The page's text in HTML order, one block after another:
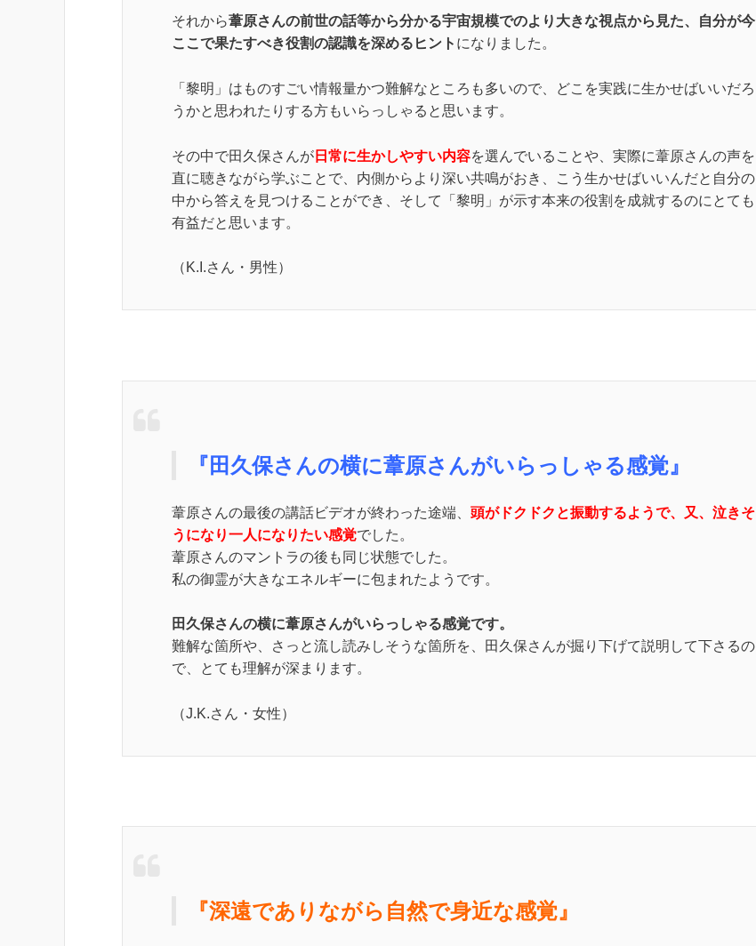
それから葦原さんの前世の話等から分かる宇宙規模でのより大きな視点から見た、自分が今
ここで果たすべき役割の認識を深めるヒント になりました。
「黎明」はものすごい情報量かつ難解なところも多いので、どこを実践に生かせばいいだろ
うかと思われたりする方もいらっしゃると思います。
その中で田久保さんが 日常に生かしやすい内容を選んでいることや、実際に葦原さんの声を
直に聴きながら学ぶことで、内側からより深い共鳴がおき、こう生かせばいいんだと自分の
中から答えを見つけることができ、そして「黎明」が示す本来の役割を成就するのにとても
有益だと思います。
（K.I.さん・男性）
『田久保さんの横に葦原さんがいらっしゃる感覚』
葦原さんの最後の講話ビデオが終わった途端、 頭がドクドクと振動するようで、又、泣きそ
うになり一人になりたい感覚でした。
葦原さんのマントラの後も同じ状態でした。
私の御霊が大きなエネルギーに包まれたようです。
田久保さんの横に葦原さんがいらっしゃる感覚です。
難解な箇所や、さっと流し読みしそうな箇所を、田久保さんが掘り下げて説明して下さるの
で、とても理解が深まります。
（J.K.さん・女性）
『深遠でありながら自然で身近な感覚』